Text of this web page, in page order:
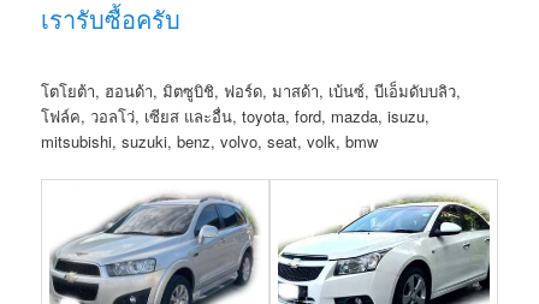
เรารับซื้อครับ
โตโยต้า, ฮอนด้า, มิตซูบิชิ, ฟอร์ด, มาสด้า, เบ้นซ์, บีเอ็มดับบลิว,
โฟล์ค, วอลโว่, เซียส และอื่น, toyota, ford, mazda, isuzu,
mitsubishi, suzuki, benz, volvo, seat, volk, bmw